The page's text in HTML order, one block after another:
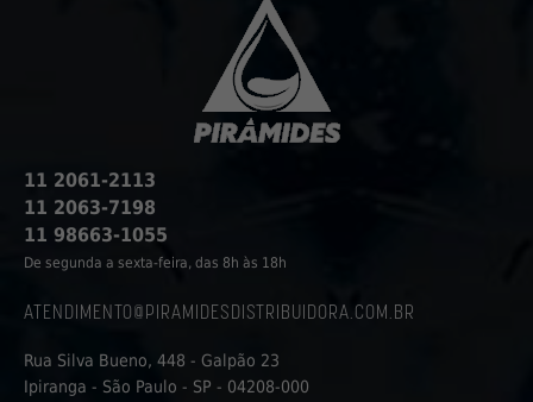
11 2061-2113
11 2063-7198
11 98663-1055
De segunda a sexta-feira, das 8h às 18h
ATENDIMENTO@PIRAMIDESDISTRIBUIDORA.COM.BR
Rua Silva Bueno, 448 - Galpão 23
Ipiranga - São Paulo - SP - 04208-000